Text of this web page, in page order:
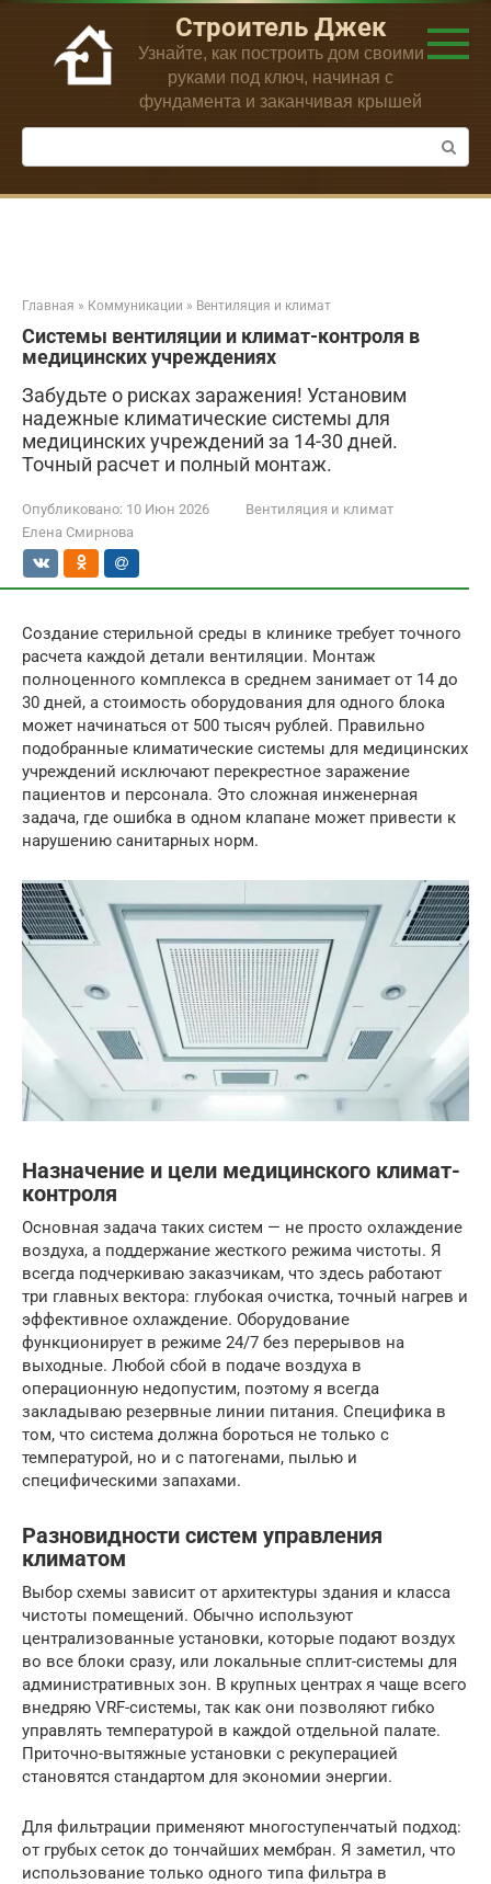
Перейти
контенту
Строитель Джек
Узнайте, как построить дом своими
руками под ключ, начиная с
фундамента и заканчивая крышей
Поиск:
Главная » Коммуникации » Вентиляция и климат
Системы вентиляции и климат-контроля в
медицинских учреждениях
Забудьте о рисках заражения! Установим
надежные климатические системы для
медицинских учреждений за 14-30 дней.
Точный расчет и полный монтаж.
Опубликовано: 10 Июн 2026
Вентиляция и климат
Елена Смирнова
Создание стерильной среды в клинике требует точного
расчета каждой детали вентиляции. Монтаж
полноценного комплекса в среднем занимает от 14 до
30 дней, а стоимость оборудования для одного блока
может начинаться от 500 тысяч рублей. Правильно
подобранные климатические системы для медицинских
учреждений исключают перекрестное заражение
пациентов и персонала. Это сложная инженерная
задача, где ошибка в одном клапане может привести к
нарушению санитарных норм.
Назначение и цели медицинского климат-
контроля
Основная задача таких систем — не просто охлаждение
воздуха, а поддержание жесткого режима чистоты. Я
всегда подчеркиваю заказчикам, что здесь работают
три главных вектора: глубокая очистка, точный нагрев и
эффективное охлаждение. Оборудование
функционирует в режиме 24/7 без перерывов на
выходные. Любой сбой в подаче воздуха в
операционную недопустим, поэтому я всегда
закладываю резервные линии питания. Специфика в
том, что система должна бороться не только с
температурой, но и с патогенами, пылью и
специфическими запахами.
Разновидности систем управления
климатом
Выбор схемы зависит от архитектуры здания и класса
чистоты помещений. Обычно используют
централизованные установки, которые подают воздух
во все блоки сразу, или локальные сплит-системы для
административных зон. В крупных центрах я чаще всего
внедряю VRF-системы, так как они позволяют гибко
управлять температурой в каждой отдельной палате.
Приточно-вытяжные установки с рекуперацией
становятся стандартом для экономии энергии.
Для фильтрации применяют многоступенчатый подход:
от грубых сеток до тончайших мембран. Я заметил, что
использование только одного типа фильтра в